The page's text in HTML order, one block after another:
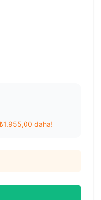
₺1.955,00 daha!